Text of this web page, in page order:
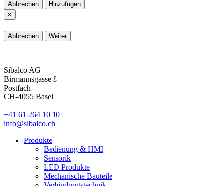
Abbrechen
Hinzufügen
×
Abbrechen Weiter
Sibalco AG
Birmannsgasse 8
Postfach
CH-4055 Basel
+41 61 264 10 10
info@sibalco.ch
Produkte
Bedienung & HMI
Sensorik
LED Produkte
Mechanische Bauteile